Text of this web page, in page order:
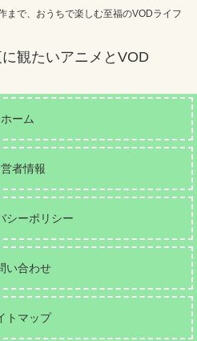
まで、おうちで楽しむ至福のVODライフ
観たいアニメとVOD
ホーム
者情報
シーポリシー
い合わせ
トマップ